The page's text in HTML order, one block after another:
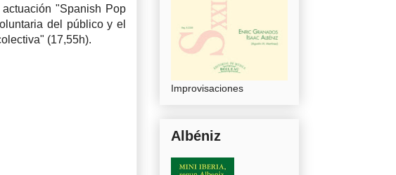
"Spanish Pop
del público y el
(17,55h).
Improvisaciones
Albéniz